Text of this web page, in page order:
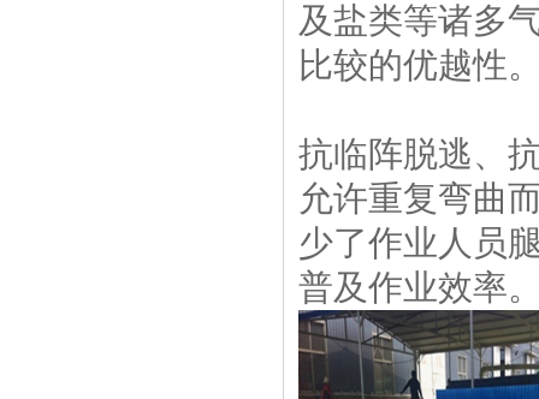
及盐类等诸多
比较的优越性
抗临阵脱逃、
允许重复弯曲
少了作业人员
普及作业效率